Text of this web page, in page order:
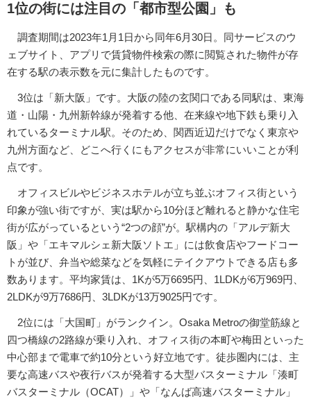
1位の街には注目の「都市型公園」も
調査期間は2023年1月1日から同年6月30日。同サービスのウ
ェブサイト、アプリで賃貸物件検索の際に閲覧された物件が存
在する駅の表示数を元に集計したものです。
3位は「新大阪」です。大阪の陸の玄関口である同駅は、東海
道・山陽・九州新幹線が発着する他、在来線や地下鉄も乗り入
れているターミナル駅。そのため、関西近辺だけでなく東京や
九州方面など、どこへ行くにもアクセスが非常にいいことが利
点です。
オフィスビルやビジネスホテルが立ち並ぶオフィス街という
印象が強い街ですが、実は駅から10分ほど離れると静かな住宅
街が広がっているという“2つの顔”が。駅構内の「アルデ新大
阪」や「エキマルシェ新大阪ソトエ」には飲食店やフードコー
トが並び、弁当や総菜などを気軽にテイクアウトできる店も多
数あります。平均家賃は、1Kが5万6695円、1LDKが6万969円、
2LDKが9万7686円、3LDKが13万9025円です。
2位には「大国町」がランクイン。Osaka Metroの御堂筋線と
四つ橋線の2路線が乗り入れ、オフィス街の本町や梅田といった
中心部まで電車で約10分という好立地です。徒歩圏内には、主
要な高速バスや夜行バスが発着する大型バスターミナル「湊町
バスターミナル（OCAT）」や「なんば高速バスターミナル」